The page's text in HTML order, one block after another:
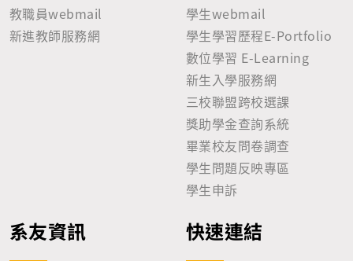
教職員webmail
新進教師服務網
學生webmail
學生學習歷程E-Portfolio
數位學習 E-Learning
新生入學服務網
三校聯盟跨校選課
獎助學金查詢系統
畢業校友問卷調查
學生問題反映專區
學生申訴
系友資訊 快速連結